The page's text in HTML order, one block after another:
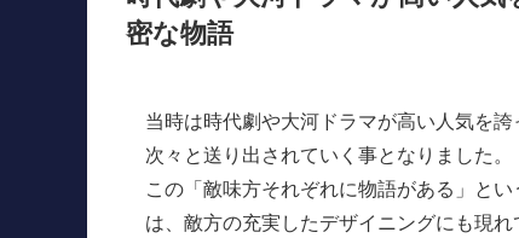
密な物語
当時は時代劇や大河ドラマが高い人気を
次々と送り出されていく事となりました。
この「敵味方それぞれに物語がある」と
は、敵方の充実したデザイニングにも現